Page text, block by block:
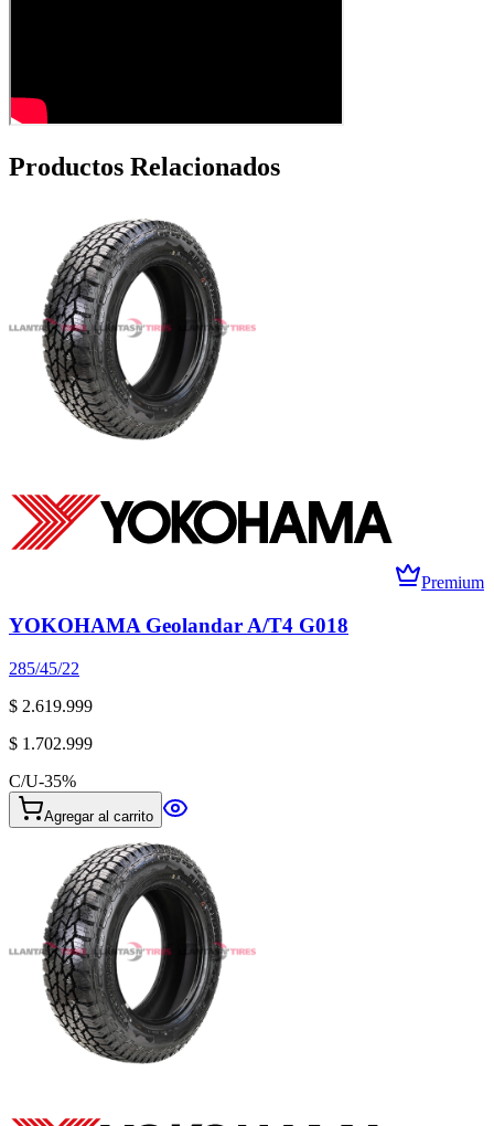
Productos Relacionados
Premium
YOKOHAMA Geolandar A/T4 G018
285/45/22
$ 2.619.999
$ 1.702.999
C/U-35%
Agregar al carrito